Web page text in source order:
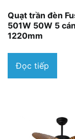
Quạt trần đèn
501W 50W 5
1220mm
Đọc tiếp